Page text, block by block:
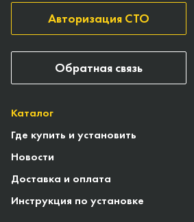
Каталог
Где купить и установить
Новости
Доставка и оплата
Инструкция по установке
Авторизация СТО
Обратная связь